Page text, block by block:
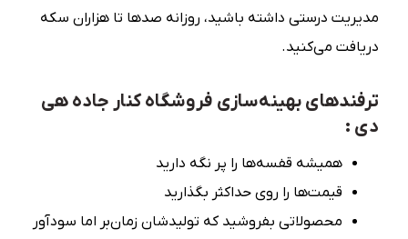
مدیریت درستی داشته باشید، روزانه صدها تا هزاران سکه
دریافت می‌کنید.
ترفندهای بهینه‌سازی فروشگاه کنار جاده هی
دی :
همیشه قفسه‌ها را پر نگه دارید
قیمت‌ها را روی حداکثر بگذارید
محصولاتی بفروشید که تولیدشان زمان‌بر اما سودآور